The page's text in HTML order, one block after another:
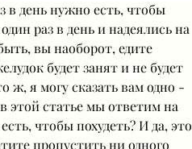
в день нужно есть, чтобы
раз в день и надеялись на
вы наоборот, едите
будет занят и не будет
ж, я могу сказать вам одно -
этой статье мы ответим на
чтобы похудеть? И да, это
пропустить ни одного